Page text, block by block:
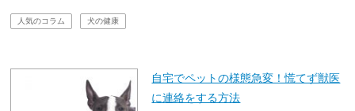
人気のコラム 犬の健康
自宅でペットの様態急変！慌てず獣医
に連絡をする方法